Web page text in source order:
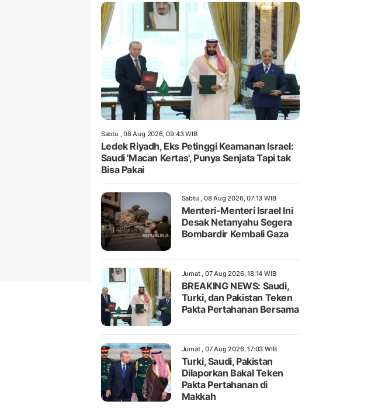
Sabtu , 08 Aug 2026, 09:43 WIB
Ledek Riyadh, Eks Petinggi Keamanan Israel:
Saudi 'Macan Kertas', Punya Senjata Tapi tak
Bisa Pakai
Sabtu , 08 Aug 2026, 07:13 WIB
Menteri-Menteri Israel Ini
Desak Netanyahu Segera
Bombardir Kembali Gaza
Jumat , 07 Aug 2026, 18:14 WIB
BREAKING NEWS: Saudi,
Turki, dan Pakistan Teken
Pakta Pertahanan Bersama
Jumat , 07 Aug 2026, 17:03 WIB
Turki, Saudi, Pakistan
Dilaporkan Bakal Teken
Pakta Pertahanan di
Makkah